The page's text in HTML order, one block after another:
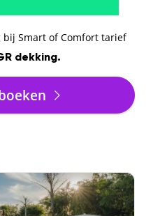
Smart of Comfort tarief
dekking.